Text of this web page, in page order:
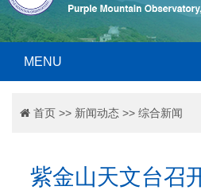
MENU
首页 >> 新闻动态 >> 综合新闻
紫金山天文台召